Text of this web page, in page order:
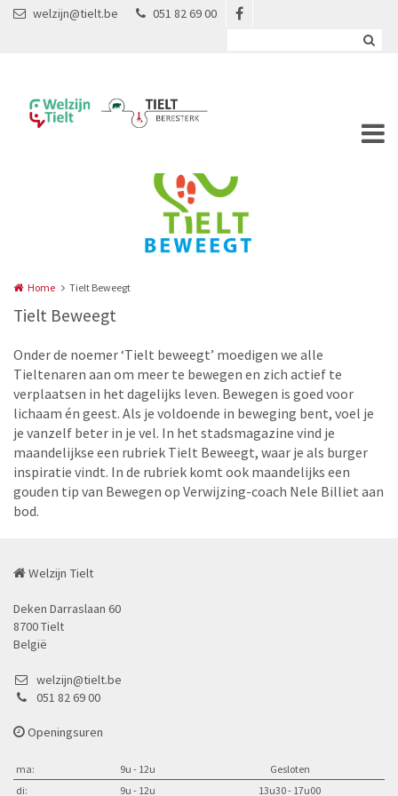
Overslaan en naar de inhoud gaan
welzijn@tielt.be 051 82 69 00
Home Tielt Beweegt
Tielt Beweegt
Onder de noemer ‘Tielt beweegt’ moedigen we alle
Tieltenaren aan om meer te bewegen en zich actief te
verplaatsen in het dagelijks leven. Bewegen is goed voor
lichaam én geest. Als je voldoende in beweging bent, voel je
je vanzelf beter in je vel. In het stadsmagazine vind je
maandelijkse een rubriek Tielt Beweegt, waar je als burger
inspiratie vindt. In de rubriek komt ook maandelijks een
gouden tip van Bewegen op Verwijzing-coach Nele Billiet aan
bod.
Welzijn Tielt
Deken Darraslaan 60
8700 Tielt
België
welzijn@tielt.be
051 82 69 00
Openingsuren
ma: 9u - 12u
Gesloten
di:
9u - 12u 13u30 - 17u00